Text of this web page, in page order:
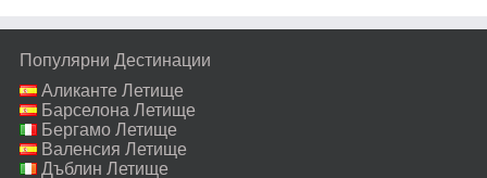
Популярни Дестинации
Аликанте Летище
Барселона Летище
Бергамо Летище
Валенсия Летище
Дъблин Летище